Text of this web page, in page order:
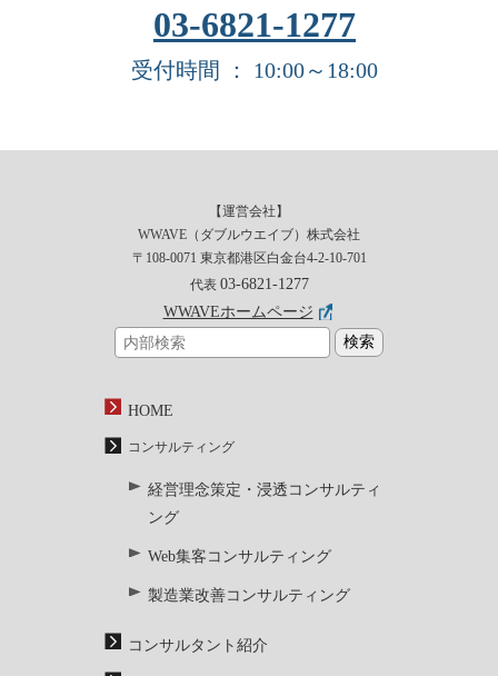
03-6821-1277
受付時間 ： 10:00～18:00
【運営会社】
WWAVE（ダブルウエイブ）株式会社
〒108-0071 東京都港区白金台4-2-10-701
代表 03-6821-1277
WWAVEホームページ
HOME
コンサルティング
経営理念策定・浸透コンサルティ
ング
Web集客コンサルティング
製造業改善コンサルティング
コンサルタント紹介